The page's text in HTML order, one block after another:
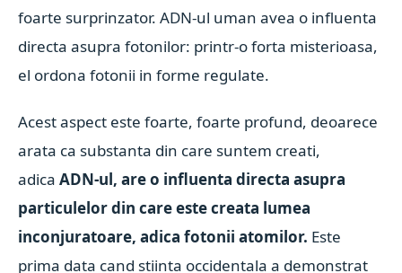
foarte surprinzator. ADN-ul uman avea o influenta
directa asupra fotonilor: printr-o forta misterioasa,
el ordona fotonii in forme regulate.
Acest aspect este foarte, foarte profund, deoarece
arata ca substanta din care suntem creati,
adica ADN-ul, are o influenta directa asupra
particulelor din care este creata lumea
inconjuratoare, adica fotonii atomilor. Este
prima data cand stiinta occidentala a demonstrat